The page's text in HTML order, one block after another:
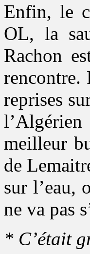
Enfin, le
OL, la
Rachon
rencontre.
reprises
meilleur
de
sur l’eau,
ne va pas
* C’était